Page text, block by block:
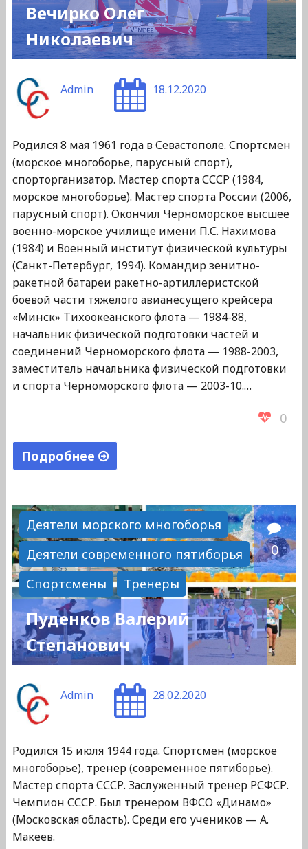
Вечирко Олег
Николаевич
Admin 18.12.2020
Родился 8 мая 1961 года в Севастополе. Спортсмен
(морское многоборье, парусный спорт),
спорторганизатор. Мастер спорта СССР (1984,
морское многоборье). Мастер спорта России (2006,
парусный спорт). Окончил Черноморское высшее
военно-морское училище имени П.С. Нахимова
(1984) и Военный институт физической культуры
(Санкт-Петербург, 1994). Командир зенитно-
ракетной батареи ракетно-артиллеристской
боевой части тяжелого авианесущего крейсера
«Минск» Тихоокеанского флота — 1984-88,
начальник физической подготовки частей и
соединений Черноморского флота — 1988-2003,
заместитель начальника физической подготовки
и спорта Черноморского флота — 2003-10.…
0
Подробнее
Николаевич"
Деятели морского многоборья
Деятели современного пятиборья
Спортсмены
Тренеры
0
Пуденков Валерий
Степанович
Admin 28.02.2020
Родился 15 июля 1944 года. Спортсмен (морское
многоборье), тренер (современное пятиборье).
Мастер спорта СССР. Заслуженный тренер РСФСР.
Чемпион СССР. Был тренером ВФСО «Динамо»
(Московская область). Среди его учеников — А.
Макеев.